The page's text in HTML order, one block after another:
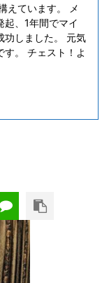
えています。 メ
起、1年間でマイ
功しました。 元気
す。 チェスト！よ